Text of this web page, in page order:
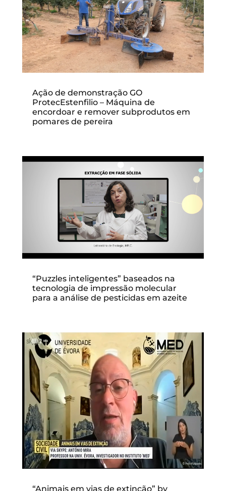
Ação de demonstração GO
ProtecEstenfilio – Máquina de
encordoar e remover subprodutos em
pomares de pereira
“Puzzles inteligentes” baseados na
tecnologia de impressão molecular
para a análise de pesticidas em azeite
“Animais em vias de extinção” by